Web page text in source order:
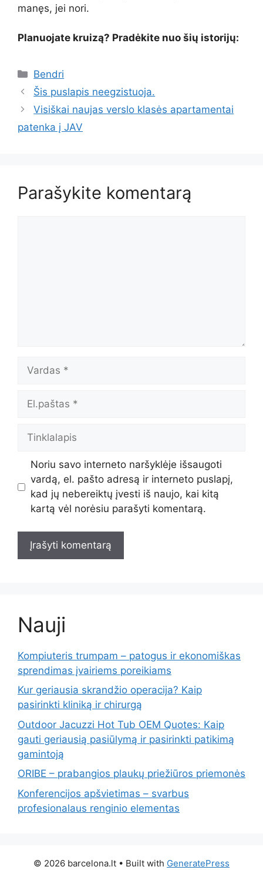
manęs, jei nori.
Planuojate kruizą? Pradėkite nuo šių istorijų:
Kategorijos
Bendri
Šis puslapis neegzistuoja.
Visiškai naujas verslo klasės apartamentai
patenka į JAV
Parašykite komentarą
Vardas
El.paštas
Tinklalapis
Noriu savo interneto naršyklėje išsaugoti
vardą, el. pašto adresą ir interneto puslapį,
kad jų nebereiktų įvesti iš naujo, kai kitą
kartą vėl norėsiu parašyti komentarą.
Nauji
Kompiuteris trumpam – patogus ir ekonomiškas
sprendimas įvairiems poreikiams
Kur geriausia skrandžio operacija? Kaip
pasirinkti kliniką ir chirurgą
Outdoor Jacuzzi Hot Tub OEM Quotes: Kaip
gauti geriausią pasiūlymą ir pasirinkti patikimą
gamintoją
ORIBE – prabangios plaukų priežiūros priemonės
Konferencijos apšvietimas – svarbus
profesionalaus renginio elementas
© 2026 barcelona.lt • Built with GeneratePress